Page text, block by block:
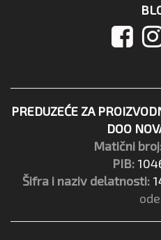
PREDUZEĆE ZA
DOO
Matični
PIB:
Šifra i naziv delatnosti: